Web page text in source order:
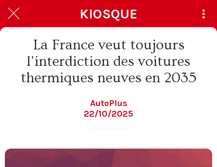
KIOSQUE
La France veut toujours
l'interdiction des voitures
thermiques neuves en 2035
AutoPlus
22/10/2025